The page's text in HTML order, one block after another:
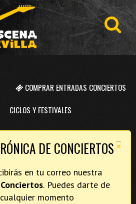
COMPRAR ENTRADAS CONCIERTOS
CICLOS Y FESTIVALES
×
DE CONCIERTOS
en tu correo nuestra
Conciertos. Puedes darte de
momento